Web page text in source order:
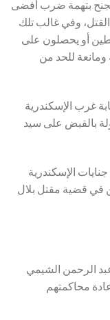
بتهمة ضرب أفضى
وفي غالب تلك
أو يحصلون على
ومانعة للحد من
غرب الإسكندرية
أمن الدولة بالقبض على سيد
قضت محكمة جنايات الإسكندرية
في قضية مقتل بلال
الرحمن الشيمي
وإعادة محاكمتهم